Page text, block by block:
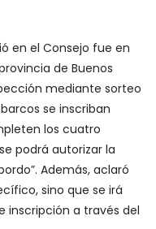
en el Consejo fue en
de Buenos
mediante sorteo
se inscriban
los cuatro
podrá autorizar la
Además, aclaró
sino que se irá
inscripción a través del